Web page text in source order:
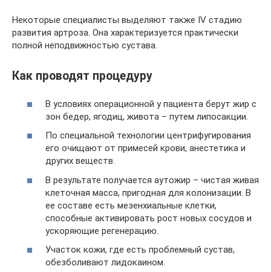
Некоторые специалисты выделяют также IV стадию
развития артроза. Она характеризуется практически
полной неподвижностью сустава.
Как проводят процедуру
В условиях операционной у пациента берут жир с
зон бедер, ягодиц, живота – путем липосакции.
По специальной технологии центрифугирования
его очищают от примесей крови, анестетика и
других веществ.
В результате получается аутожир – чистая живая
клеточная масса, пригодная для колонизации. В
ее составе есть мезенхиальные клетки,
способные активировать рост новых сосудов и
ускоряющие регенерацию.
Участок кожи, где есть проблемный сустав,
обезболивают лидокаином.